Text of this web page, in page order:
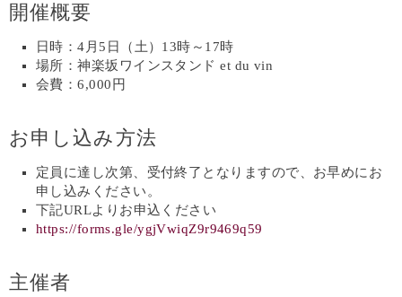
開催概要
日時：4月5日（土）13時～17時
場所：神楽坂ワインスタンド et du vin
会費：6,000円
お申し込み方法
定員に達し次第、受付終了となりますので、お早めにお
申し込みください。
下記URLよりお申込ください
https://forms.gle/ygjVwiqZ9r9469q59
主催者